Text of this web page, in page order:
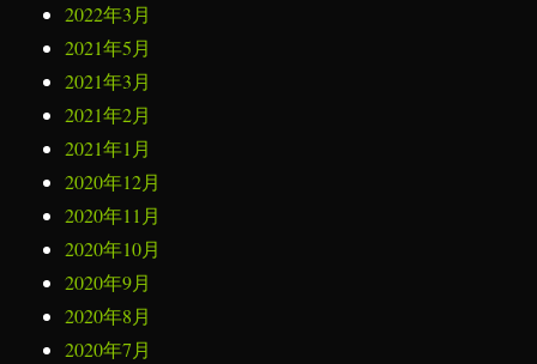
2022年3月
2021年5月
2021年3月
2021年2月
2021年1月
2020年12月
2020年11月
2020年10月
2020年9月
2020年8月
2020年7月